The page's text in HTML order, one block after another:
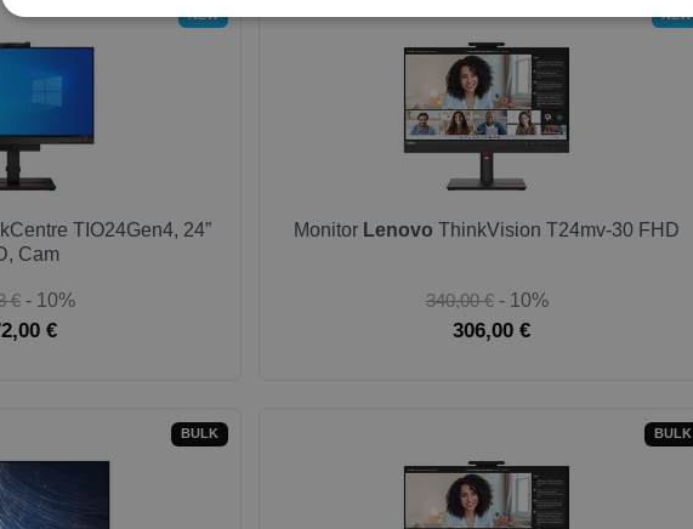
NEW
TIO24Gen4, 24”
Cam
€ - 10%
€
NEW
Monitor Lenovo ThinkVision T24mv-30 FHD
340,00 € - 10%
306,00 €
BULK BULK